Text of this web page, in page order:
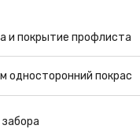
и покрытие профлиста